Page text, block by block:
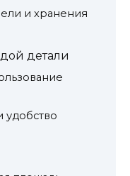
и хранения
детали
удобство